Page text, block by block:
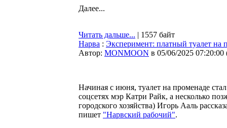
Далее...
Читать дальше... | 1557 байт
Нарва : Эксперимент: платный туалет на
Автор: MONMOON в 05/06/2025 07:20:00
Начиная с июня, туалет на променаде
соцсетях мэр Катри Райк, а несколько
городского хозяйства) Игорь Ааль
пишет "Нарвский рабочий".